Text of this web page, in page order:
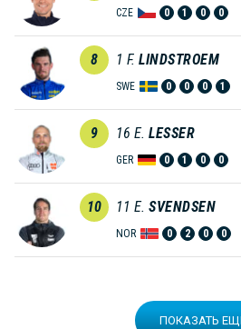
CZE 0 1 0 0
8 1 F. LINDSTROEM
SWE 0 0 0 1
9 16 E. LESSER
GER 0 1 0 0
10 11 E. SVENDSEN
NOR 0 2 0 0
ПОКАЗАТЬ